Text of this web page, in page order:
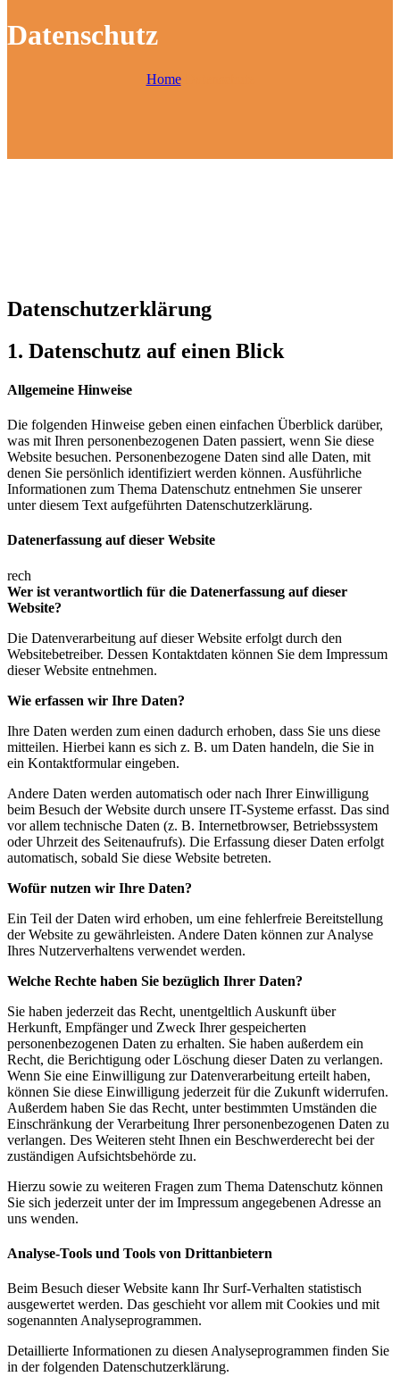
Datenschutz
Home
Datenschutzerklärung
1. Datenschutz auf einen Blick
Allgemeine Hinweise
Die folgenden Hinweise geben einen einfachen Überblick darüber,
was mit Ihren personenbezogenen Daten passiert, wenn Sie diese
Website besuchen. Personenbezogene Daten sind alle Daten, mit
denen Sie persönlich identifiziert werden können. Ausführliche
Informationen zum Thema Datenschutz entnehmen Sie unserer
unter diesem Text aufgeführten Datenschutzerklärung.
Datenerfassung auf dieser Website
rech
Wer ist verantwortlich für die Datenerfassung auf dieser
Website?
Die Datenverarbeitung auf dieser Website erfolgt durch den
Websitebetreiber. Dessen Kontaktdaten können Sie dem Impressum
dieser Website entnehmen.
Wie erfassen wir Ihre Daten?
Ihre Daten werden zum einen dadurch erhoben, dass Sie uns diese
mitteilen. Hierbei kann es sich z. B. um Daten handeln, die Sie in
ein Kontaktformular eingeben.
Andere Daten werden automatisch oder nach Ihrer Einwilligung
beim Besuch der Website durch unsere IT-Systeme erfasst. Das sind
vor allem technische Daten (z. B. Internetbrowser, Betriebssystem
oder Uhrzeit des Seitenaufrufs). Die Erfassung dieser Daten erfolgt
automatisch, sobald Sie diese Website betreten.
Wofür nutzen wir Ihre Daten?
Ein Teil der Daten wird erhoben, um eine fehlerfreie Bereitstellung
der Website zu gewährleisten. Andere Daten können zur Analyse
Ihres Nutzerverhaltens verwendet werden.
Welche Rechte haben Sie bezüglich Ihrer Daten?
Sie haben jederzeit das Recht, unentgeltlich Auskunft über
Herkunft, Empfänger und Zweck Ihrer gespeicherten
personenbezogenen Daten zu erhalten. Sie haben außerdem ein
Recht, die Berichtigung oder Löschung dieser Daten zu verlangen.
Wenn Sie eine Einwilligung zur Datenverarbeitung erteilt haben,
können Sie diese Einwilligung jederzeit für die Zukunft widerrufen.
Außerdem haben Sie das Recht, unter bestimmten Umständen die
Einschränkung der Verarbeitung Ihrer personenbezogenen Daten zu
verlangen. Des Weiteren steht Ihnen ein Beschwerderecht bei der
zuständigen Aufsichtsbehörde zu.
Hierzu sowie zu weiteren Fragen zum Thema Datenschutz können
Sie sich jederzeit unter der im Impressum angegebenen Adresse an
uns wenden.
Analyse-Tools und Tools von Drittanbietern
Beim Besuch dieser Website kann Ihr Surf-Verhalten statistisch
ausgewertet werden. Das geschieht vor allem mit Cookies und mit
sogenannten Analyseprogrammen.
Detaillierte Informationen zu diesen Analyseprogrammen finden Sie
in der folgenden Datenschutzerklärung.